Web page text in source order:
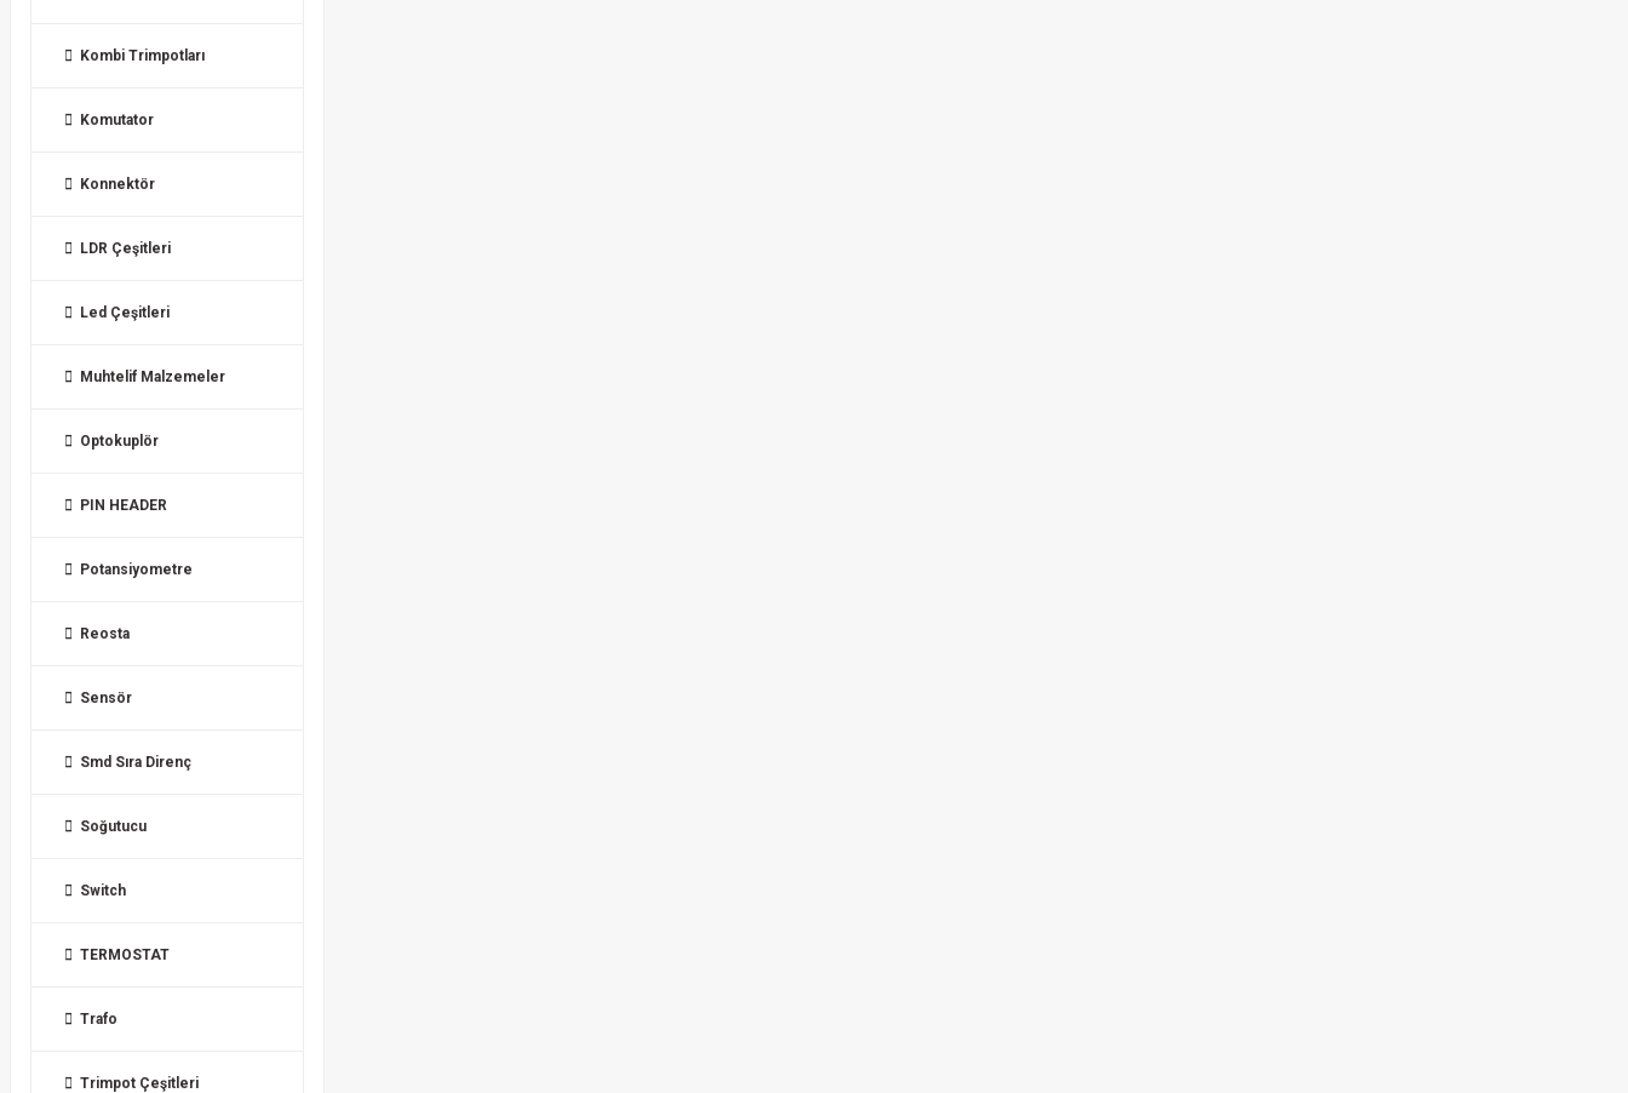
Kombi Trimpotları
Komutator
Konnektör
LDR Çeşitleri
Led Çeşitleri
Muhtelif Malzemeler
Optokuplör
PIN HEADER
Potansiyometre
Reosta
Sensör
Smd Sıra Direnç
Soğutucu
Switch
TERMOSTAT
Trafo
Trimpot Çeşitleri